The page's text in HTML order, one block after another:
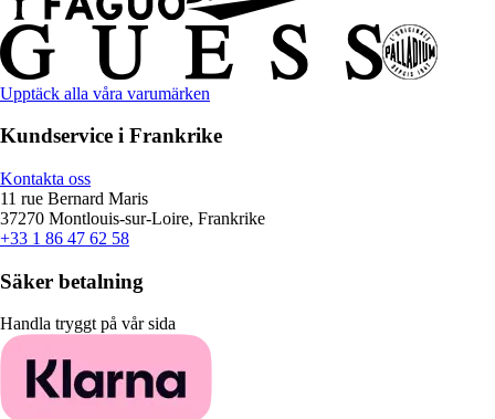
Upptäck alla våra varumärken
Kundservice i Frankrike
Kontakta oss
11 rue Bernard Maris
37270 Montlouis-sur-Loire, Frankrike
+33 1 86 47 62 58
Säker betalning
Handla tryggt på vår sida